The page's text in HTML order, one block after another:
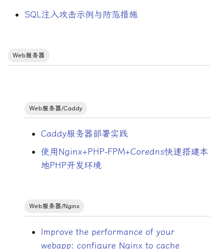
阅读习惯SQL注入攻击示例与防范措施
Web服务器
Web服务器/Caddy
Caddy服务器部署实践
使用Nginx+PHP-FPM+Coredns快速搭建本
地PHP开发环境
Web服务器/Nginx
Improve the performance of your
webapp: configure Nginx to cache